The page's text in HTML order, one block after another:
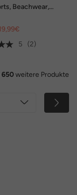
Beachwear,
bis 8 XL
5
(2)
650weitere Produkte